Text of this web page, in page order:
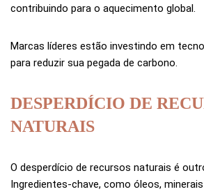
contribuindo para o aquecimento global.
Marcas líderes estão investindo em
para reduzir sua pegada de carbono.
DESPERDÍCIO DE
NATURAIS
O desperdício de recursos naturais é
Ingredientes-chave, como óleos,